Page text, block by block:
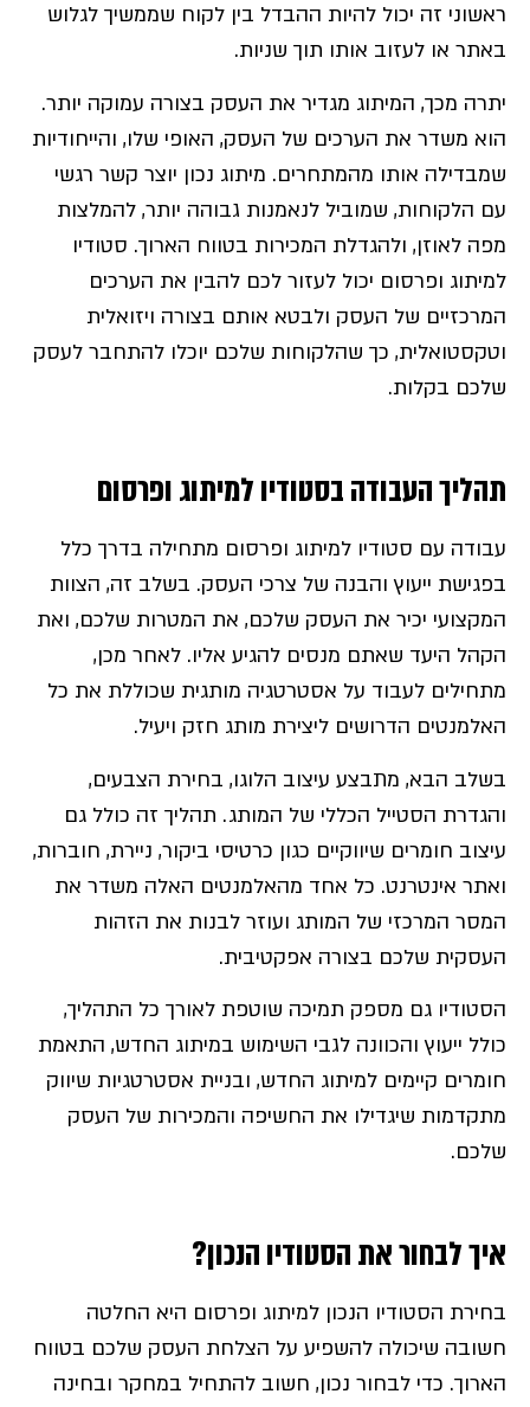
ראשוני זה יכול להיות ההבדל בין לקוח שממשיך לגלוש
באתר או לעזוב אותו תוך שניות.
יתרה מכך, המיתוג מגדיר את העסק בצורה עמוקה יותר.
הוא משדר את הערכים של העסק, האופי שלו, והייחודיות
שמבדילה אותו מהמתחרים. מיתוג נכון יוצר קשר רגשי
עם הלקוחות, שמוביל לנאמנות גבוהה יותר, להמלצות
מפה לאוזן, ולהגדלת המכירות בטווח הארוך. סטודיו
למיתוג ופרסום יכול לעזור לכם להבין את הערכים
המרכזיים של העסק ולבטא אותם בצורה ויזואלית
וטקסטואלית, כך שהלקוחות שלכם יוכלו להתחבר לעסק
שלכם בקלות.
תהליך העבודה בסטודיו למיתוג ופרסום
עבודה עם סטודיו למיתוג ופרסום מתחילה בדרך כלל
בפגישת ייעוץ והבנה של צרכי העסק. בשלב זה, הצוות
המקצועי יכיר את העסק שלכם, את המטרות שלכם, ואת
הקהל היעד שאתם מנסים להגיע אליו. לאחר מכן,
מתחילים לעבוד על אסטרטגיה מותגית שכוללת את כל
האלמנטים הדרושים ליצירת מותג חזק ויעיל.
בשלב הבא, מתבצע עיצוב הלוגו, בחירת הצבעים,
והגדרת הסטייל הכללי של המותג. תהליך זה כולל גם
עיצוב חומרים שיווקיים כגון כרטיסי ביקור, ניירת, חוברות,
ואתר אינטרנט. כל אחד מהאלמנטים האלה משדר את
המסר המרכזי של המותג ועוזר לבנות את הזהות
העסקית שלכם בצורה אפקטיבית.
הסטודיו גם מספק תמיכה שוטפת לאורך כל התהליך,
כולל ייעוץ והכוונה לגבי השימוש במיתוג החדש, התאמת
חומרים קיימים למיתוג החדש, ובניית אסטרטגיות שיווק
מתקדמות שיגדילו את החשיפה והמכירות של העסק
שלכם.
איך לבחור את הסטודיו הנכון?
בחירת הסטודיו הנכון למיתוג ופרסום היא החלטה
חשובה שיכולה להשפיע על הצלחת העסק שלכם בטווח
הארוך. כדי לבחור נכון, חשוב להתחיל במחקר ובחינה